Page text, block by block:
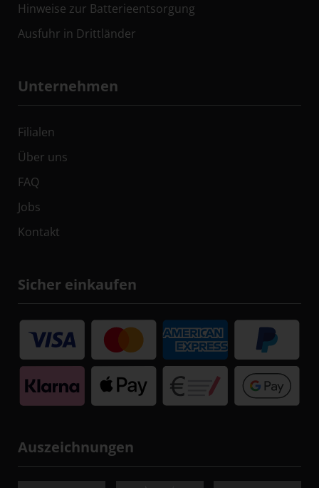
Hinweise zur Batterieentsorgung
Ausfuhr in Drittländer
Unternehmen
Filialen
Über uns
FAQ
Jobs
Kontakt
Sicher einkaufen
Auszeichnungen